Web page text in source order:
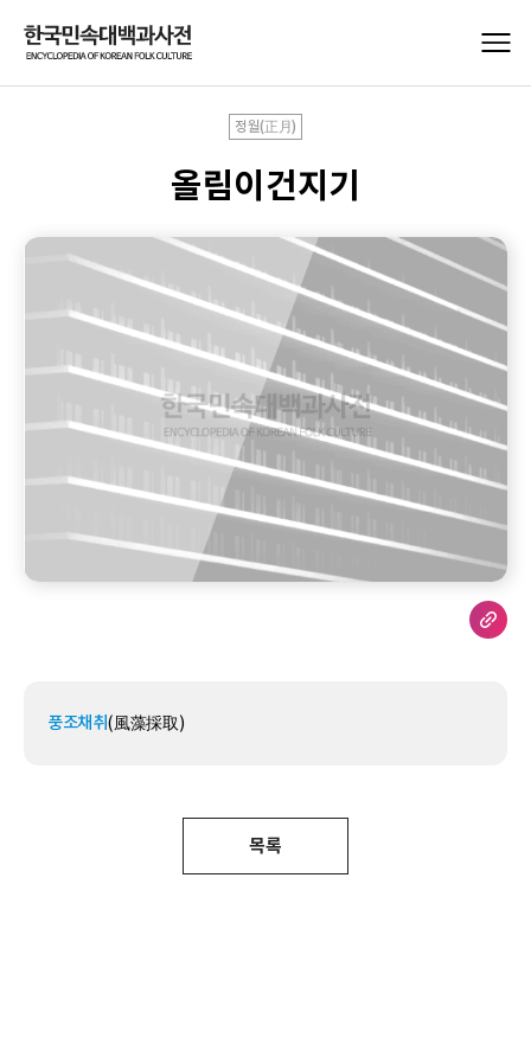
정월(正月)
올림이건지기
풍조채취(風藻採取)
목록